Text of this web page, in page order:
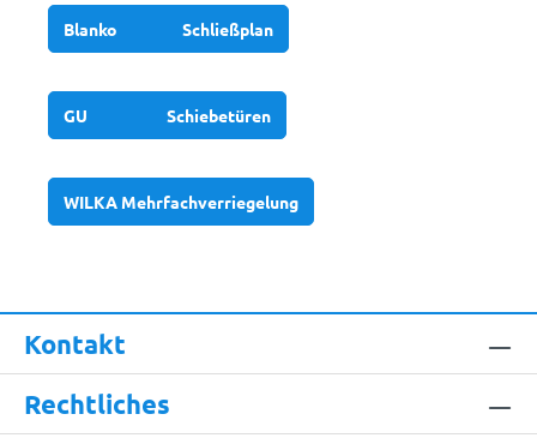
Blanko Schließplan
GU Schiebetüren
WILKA Mehrfachverriegelung
Kontakt
Rechtliches